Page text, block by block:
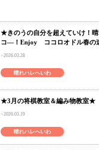
★きのうの自分を超えていけ！
コ―！Enjoy ココロオドル春の
2026.03.28
晴れハレへいわ
★3月の将棋教室＆編み物教室★
2026.03.19
晴れハレへいわ